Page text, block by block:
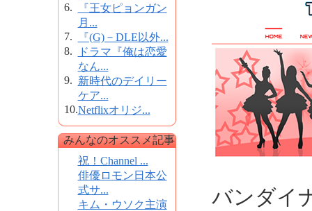
6.
『王女ピョンガン
月...
7.
『(G)－DLE以外...
8.
ドラマ『俺は恋愛
なん...
9. 新時代のデイリー
ケア...
10.Netflixオリジ...
みんなのオススメ記事
祝！Channel ...
俳優ロモン日本公
式サ...
キム・ウソク主演
バンダイ